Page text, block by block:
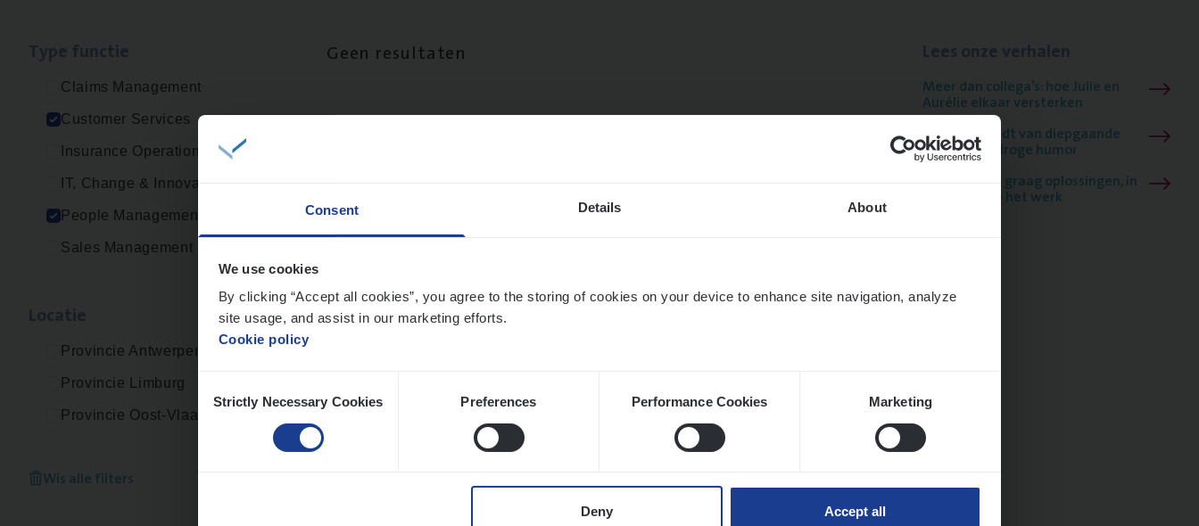
Consent Details About
We use cookies
By clicking “Accept all cookies”, you agree to the storing of cookies on your device to enhance site navigation, analyze
site usage, and assist in our marketing efforts.
Cookie policy
Selection
Strictly Necessary Cookies Preferences Performance Cookies Marketing
Deny Accept all
Claims Management
Customer Services
Insurance Operations
IT, Change & Innovation
People Management
Sales Management
Provincie Antwerpen
Provincie Limburg
Provincie Oost-Vlaanderen
Wis alle filters
Geen resultaten
Meer dan collega’s: hoe Julie en
Aurélie elkaar versterken
Mathias houdt van diepgaande
dossiers én droge humor
Thalia zoekt graag oplossingen, in
games én op het werk